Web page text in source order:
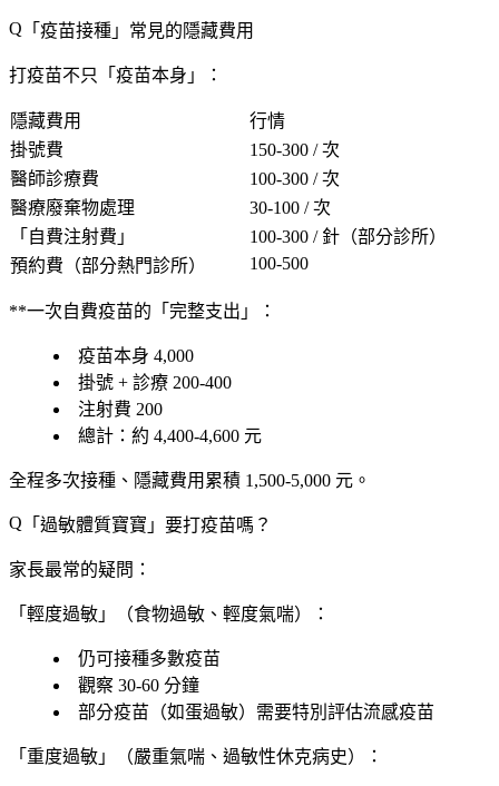
「 疫苗接種 」常見的隱藏費用
打疫苗不只「 疫苗本身 」：
隱藏費用
行情
掛號費
150-300 / 次
醫師診療費
100-300 / 次
醫療廢棄物處理
30-100 / 次
「自費注射費」
100-300 / 針（部分診所）
預約費 （部分熱門診所） 100-500
**一次自費疫苗的「完整支出」：
疫苗本身 4,000
掛號 + 診療 200-400
注射費 200
總計：約 4,400-4,600 元
全程多次接種、隱藏費用累積 1,500-5,000 元 。
「 過敏體質寶寶 」要打疫苗嗎？
家長最常的疑問：
「輕度過敏」（食物過敏、輕度氣喘）：
仍可接種多數疫苗
觀察 30-60 分鐘
部分疫苗（如蛋過敏）需要特別評估流感疫苗
「重度過敏」（嚴重氣喘、過敏性休克病史）：